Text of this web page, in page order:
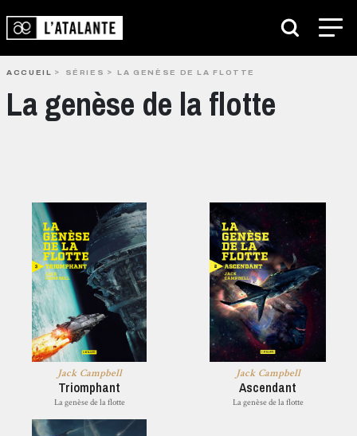
ACCUEIL SÉRIES LA GENÈSE DE LA FLOTTE
La genèse de la flotte
Jack Campbell
Triomphant
La genèse de la flotte
Jack Campbell
Ascendant
La genèse de la flotte